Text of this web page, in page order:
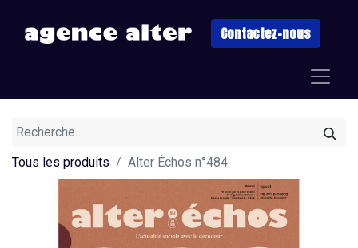
Contactez-nous
Tous les produits Alter Échos n°484